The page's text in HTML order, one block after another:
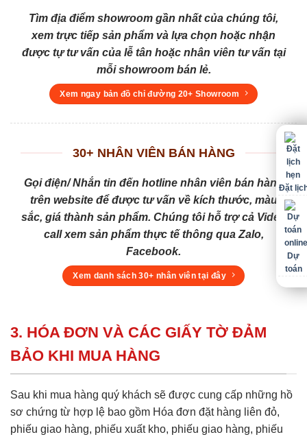
Tìm địa điểm showroom gần nhất của chúng tôi,
xem trực tiếp sản phẩm và lựa chọn hoặc nhận
được tự tư vấn của lễ tân hoặc nhân viên tư vấn tại
mỗi showroom bán lẻ.
Xem ngay bản đồ chỉ đường 20+ Showroom
30+ NHÂN VIÊN BÁN HÀNG
Gọi điện/ Nhắn tin đến hotline nhân viên bán hàng
trên website để được tư vấn về kích thước, màu
sắc, giá thành sản phẩm. Chúng tôi hỗ trợ cả Video
call xem sản phẩm thực tế thông qua Zalo,
Facebook.
Xem danh sách 30+ nhân viên tại đây
3. HÓA ĐƠN VÀ CÁC GIẤY TỜ ĐẢM
BẢO KHI MUA HÀNG
Sau khi mua hàng quý khách sẽ được cung cấp những hồ
sơ chứng từ hợp lệ bao gồm Hóa đơn đặt hàng liên đỏ,
phiếu giao hàng, phiếu xuất kho, phiếu giao hàng, phiếu
Đặt
Dự
toán